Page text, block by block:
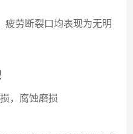
疲劳断裂口均表现为无明
，腐蚀磨损